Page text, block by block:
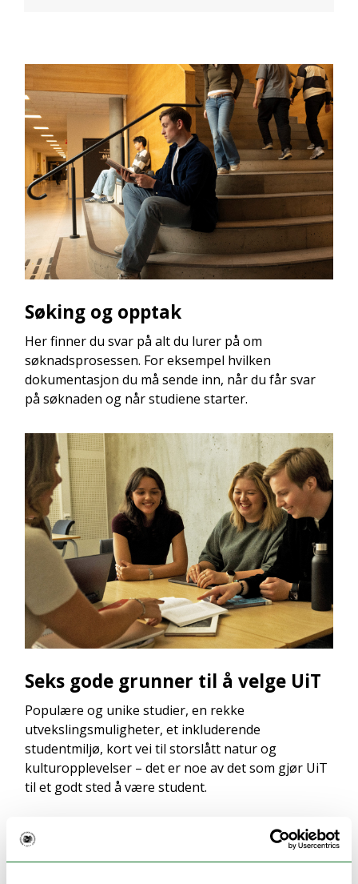
Søking og opptak
Her finner du svar på alt du lurer på om
søknadsprosessen. For eksempel hvilken
dokumentasjon du må sende inn, når du får svar
på søknaden og når studiene starter.
Seks gode grunner til å velge UiT
Populære og unike studier, en rekke
utvekslingsmuligheter, et inkluderende
studentmiljø, kort vei til storslått natur og
kulturopplevelser – det er noe av det som gjør UiT
til et godt sted å være student.
ANDRE STUDIER DU KANSKJE VIL LIKE